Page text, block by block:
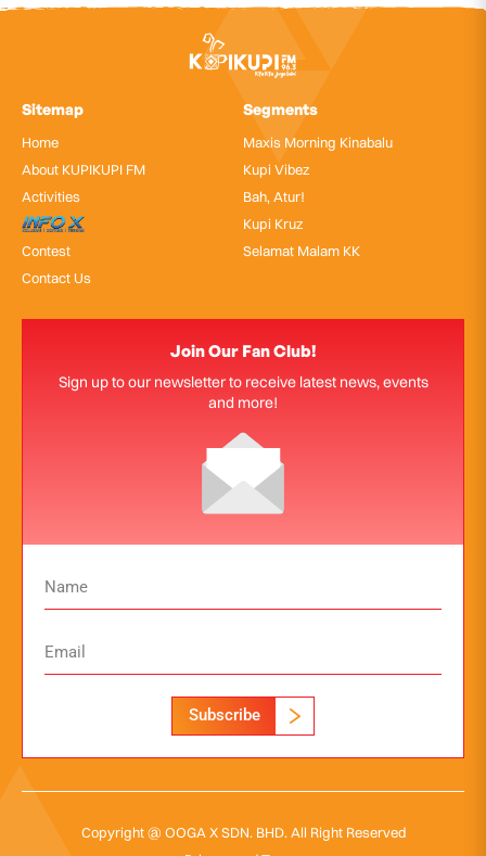
Sitemap
Home
About KUPIKUPI FM
Activities
InfoX
Contest
Contact Us
Segments
Maxis Morning Kinabalu
Kupi Vibez
Bah, Atur!
Kupi Kruz
Selamat Malam KK
Join Our Fan Club!
Sign up to our newsletter to receive latest news, events
and more!
Subscribe
Copyright @ OOGA X SDN. BHD. All Right Reserved